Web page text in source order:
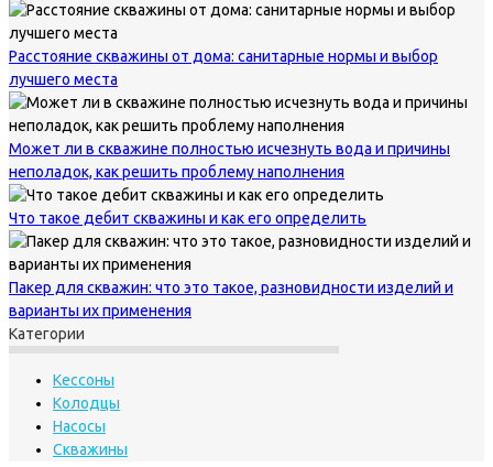
Расстояние скважины от дома: санитарные нормы и выбор
лучшего места
Может ли в скважине полностью исчезнуть вода и причины
неполадок, как решить проблему наполнения
Что такое дебит скважины и как его определить
Пакер для скважин: что это такое, разновидности изделий и
варианты их применения
Категории
Кессоны
Колодцы
Насосы
Скважины